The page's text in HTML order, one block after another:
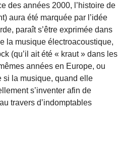
des années 2000, l’histoire de
aura été marquée par l’idée
paraît s’être exprimée dans
la musique électroacoustique,
(qu’il ait été « kraut » dans les
années en Europe, ou
si la musique, quand elle
s’inventer afin de
travers d’indomptables